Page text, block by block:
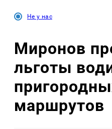
Не у нас
Миронов
льготы
маршрутов